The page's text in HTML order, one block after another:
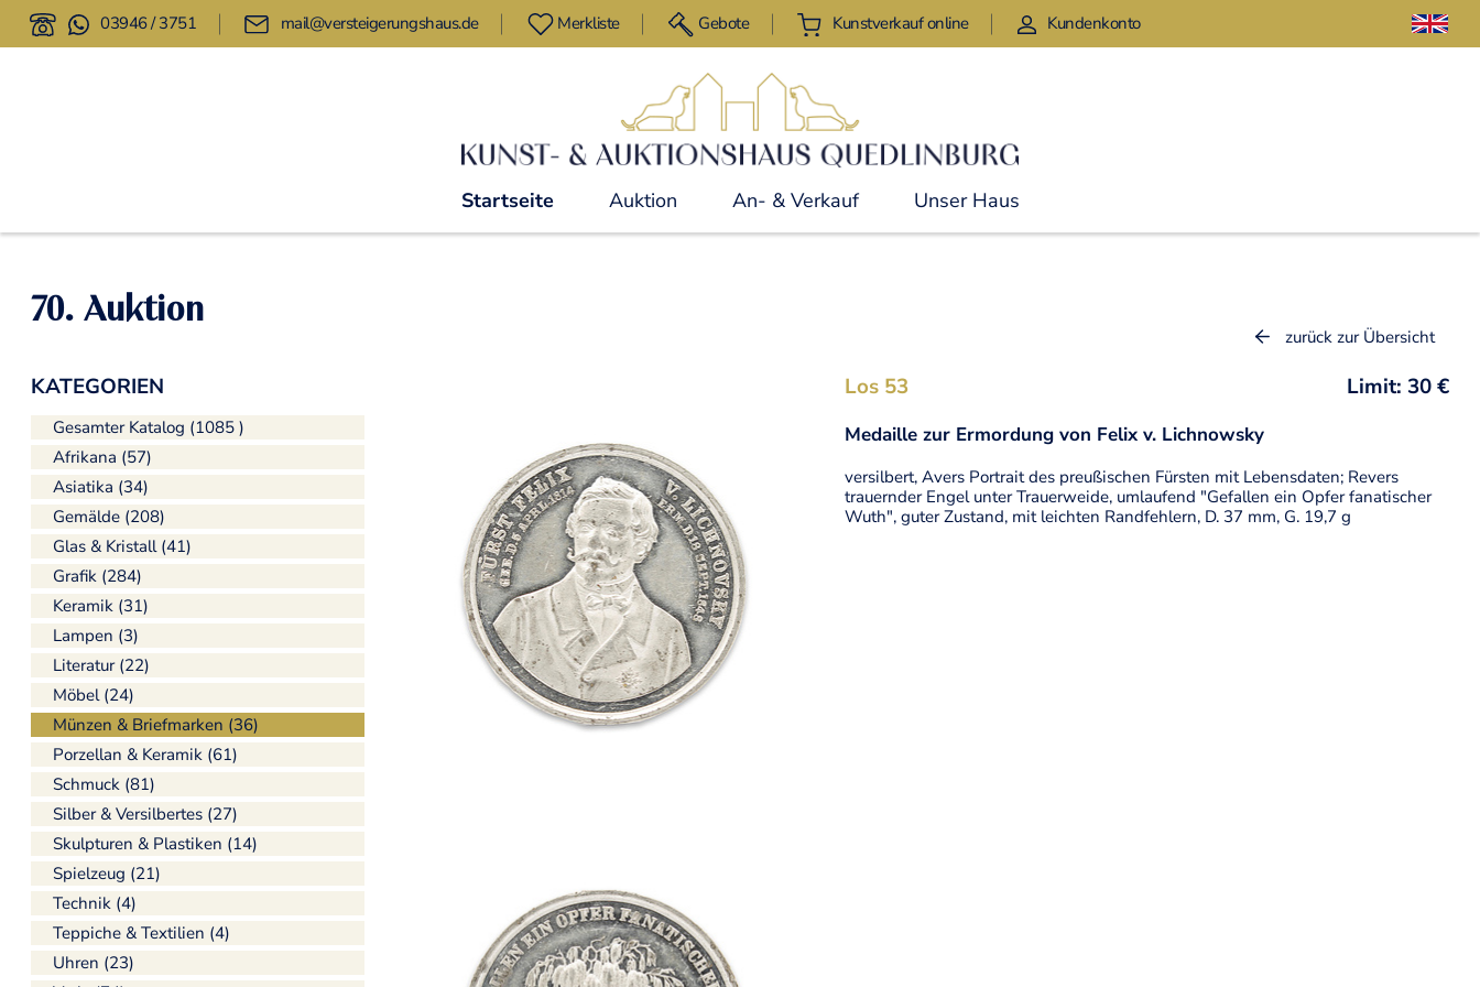
03946 / 3751 mail@versteigerungshaus.de Merkliste Gebote Kunstverkauf online Kundenkonto
Startseite Auktion An- & Verkauf Unser Haus
70. Auktion
KATEGORIEN
Gesamter Katalog (1085 )
Afrikana (57)
Asiatika (34)
Gemälde (208)
Glas & Kristall (41)
Grafik (284)
Keramik (31)
Lampen (3)
Literatur (22)
Möbel (24)
Münzen & Briefmarken (36)
Porzellan & Keramik (61)
Schmuck (81)
Silber & Versilbertes (27)
Skulpturen & Plastiken (14)
Spielzeug (21)
Technik (4)
Teppiche & Textilien (4)
Uhren (23)
zurück zur Übersicht
Los 53 Limit: 30 €
Medaille zur Ermordung von Felix v. Lichnowsky
versilbert, Avers Portrait des preußischen Fürsten mit Lebensdaten; Revers
trauernder Engel unter Trauerweide, umlaufend "Gefallen ein Opfer fanatischer
Wuth", guter Zustand, mit leichten Randfehlern, D. 37 mm, G. 19,7 g